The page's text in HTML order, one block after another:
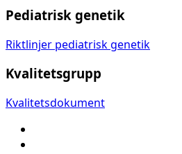
Pediatrisk genetik
Riktlinjer pediatrisk genetik
Kvalitetsgrupp
Kvalitetsdokument